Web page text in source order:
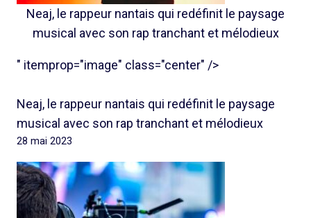
Neaj, le rappeur nantais qui redéfinit le paysage
musical avec son rap tranchant et mélodieux
" itemprop="image" class="center" />
Neaj, le rappeur nantais qui redéfinit le paysage
musical avec son rap tranchant et mélodieux
28 mai 2023